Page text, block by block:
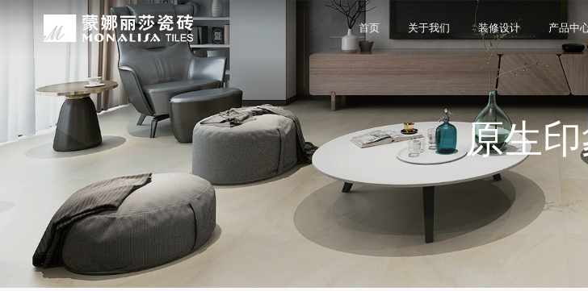
首页 关于我们
品牌介绍
发展历程
资质荣誉
行业地位
关于我们
蒙娜丽莎瓷砖品牌隶属蒙娜丽莎集团有限公司，品牌商标注册于2000年，专注于美化建
生活空间，产品涵盖陶瓷砖和陶瓷薄板、大板、岩板等品类，秉承“每个家 都值得拥有蒙
莎”的品牌发展理念，将蒙娜丽莎的微笑作为营销服务的核心精神，使顾客在感受艺术化
的同时，享受高品质的服务所带来的精神回报，满足人们多样的生活方式需求。
装修设计
家装案例
全景合集
家装指南
装修设计
蒙娜丽莎陶瓷砖、陶瓷大板、岩板多种品类，构建起瓷砖产品全屋定制应用体系，通过
套家装案例的应用展示，为大家提供参考和选择。
产品中
无极·石界 产品中心
蒙娜丽莎「無極·石界」系列遵循“无界与本真”的设计主旨，甄选全球珍稀的天然原石作
计蓝本，融合当代的材料应用美学，以多纹理设计、多质感工艺、多规格的动态组合打
规、重构空间法则，实现情绪空间的无限表达，为人们提供源源不断的美学灵感，创造无
无极的生活空间。
授权门店
门店服务
网络商城
铺贴指导
瓷砖百科
无忧服务
蒙娜丽莎在全国拥有超过4000家专卖店和营销网点，打通了线上线下的营销服务渠道，
费者带来更多的消费与体验场景。与此同时，蒙娜丽莎对服务体系进行全新升级，推出“
服务”体系以及“密缝铺贴”系统，全面打通陶瓷大板岩板销售的“最后一公里”，解决消费
烦恼，实现无忧省心焕新家。
品牌动态
产品解码
集团新闻
媒体中心
蒙娜丽莎的微笑作为营销服务的核心精神，使顾客在感受艺术化产品的同时，享受高品
服务所带来的精神回报，满足人们多样的生活方式需求。
公装案例
战略合作
工程案例
以完善的房地产战略合作管理体系，为超百家房地产企业和千万业主提供优质的产品与
务，为陶瓷行业和房地产企业的战略合作业务树立典范。
原生